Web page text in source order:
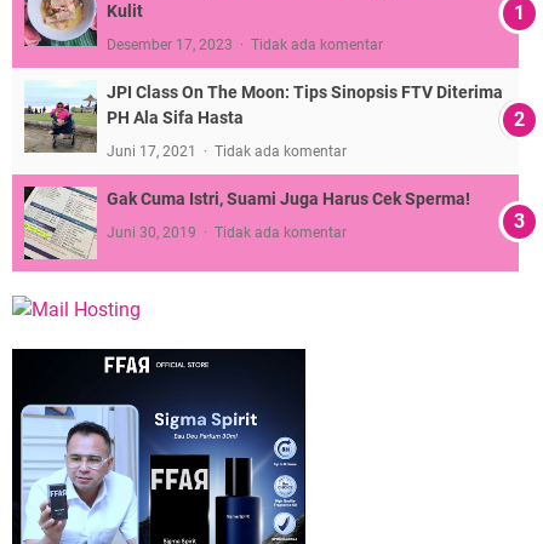
Kulit
Desember 17, 2023 Tidak ada komentar
JPI Class On The Moon: Tips Sinopsis FTV Diterima
PH Ala Sifa Hasta
Juni 17, 2021 Tidak ada komentar
Gak Cuma Istri, Suami Juga Harus Cek Sperma!
Juni 30, 2019 Tidak ada komentar